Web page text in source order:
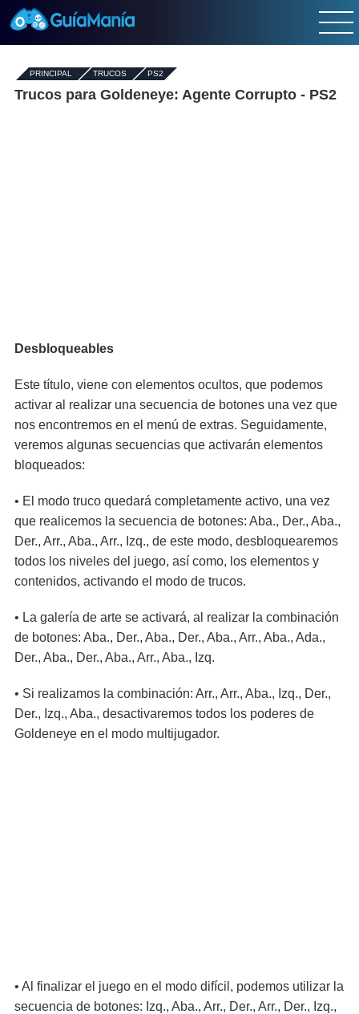
PRINCIPAL - TRUCOS- PS2
Trucos para Goldeneye: Agente Corrupto - PS2
Desbloqueables
Este título, viene con elementos ocultos, que podemos
activar al realizar una secuencia de botones una vez que
nos encontremos en el menú de extras. Seguidamente,
veremos algunas secuencias que activarán elementos
bloqueados:
• El modo truco quedará completamente activo, una vez
que realicemos la secuencia de botones: Aba., Der., Aba.,
Der., Arr., Aba., Arr., Izq., de este modo, desbloquearemos
todos los niveles del juego, así como, los elementos y
contenidos, activando el modo de trucos.
• La galería de arte se activará, al realizar la combinación
de botones: Aba., Der., Aba., Der., Aba., Arr., Aba., Ada.,
Der., Aba., Der., Aba., Arr., Aba., Izq.
• Si realizamos la combinación: Arr., Arr., Aba., Izq., Der.,
Der., Izq., Aba., desactivaremos todos los poderes de
Goldeneye en el modo multijugador.
• Al finalizar el juego en el modo difícil, podemos utilizar la
secuencia de botones: Izq., Aba., Arr., Der., Arr., Der., Izq.,